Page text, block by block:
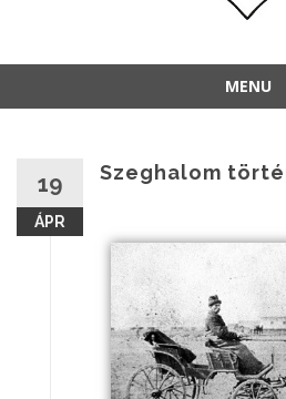
MENU
19
ÁPR
Szeghalom